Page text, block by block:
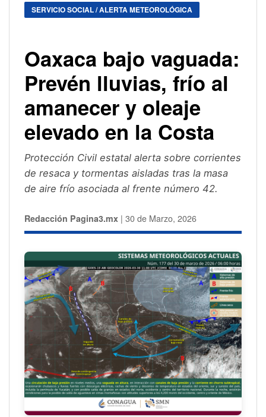
SERVICIO SOCIAL / ALERTA METEOROLÓGICA
Oaxaca bajo vaguada:
Prevén lluvias, frío al
amanecer y oleaje
elevado en la Costa
Protección Civil estatal alerta sobre corrientes
de resaca y tormentas aisladas tras la masa
de aire frío asociada al frente número 42.
Redacción Pagina3.mx | 30 de Marzo, 2026